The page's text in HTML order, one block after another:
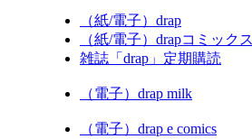
（紙/電子）drap
（紙/電子）drapコミック
雑誌「drap」定期購読
（電子）drap milk
（電子）drap e comics